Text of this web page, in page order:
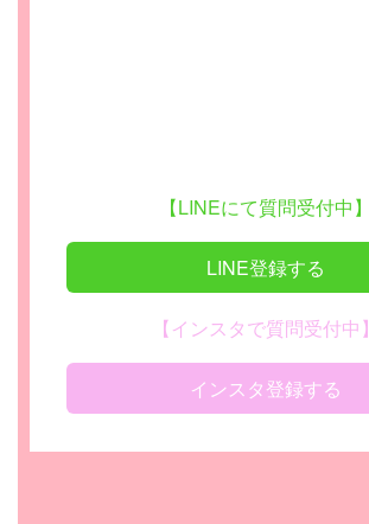
【LINEにて質問受付中】
LINE登録する
【インスタで質問受付中】
インスタ登録する